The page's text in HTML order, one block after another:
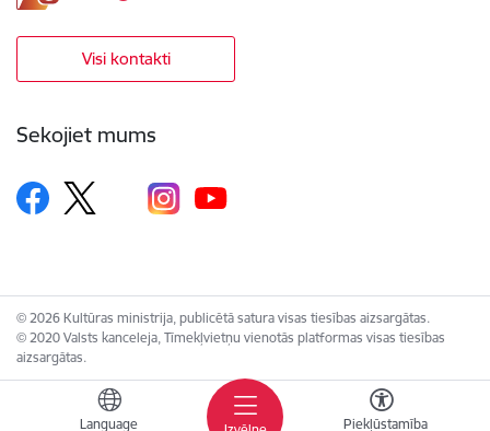
Language Piekļūstamība
Visi kontakti
Sekojiet mums
© 2026 Kultūras ministrija, publicētā satura visas tiesības aizsargātas.
© 2020 Valsts kanceleja, Tīmekļvietņu vienotās platformas visas tiesības
aizsargātas.